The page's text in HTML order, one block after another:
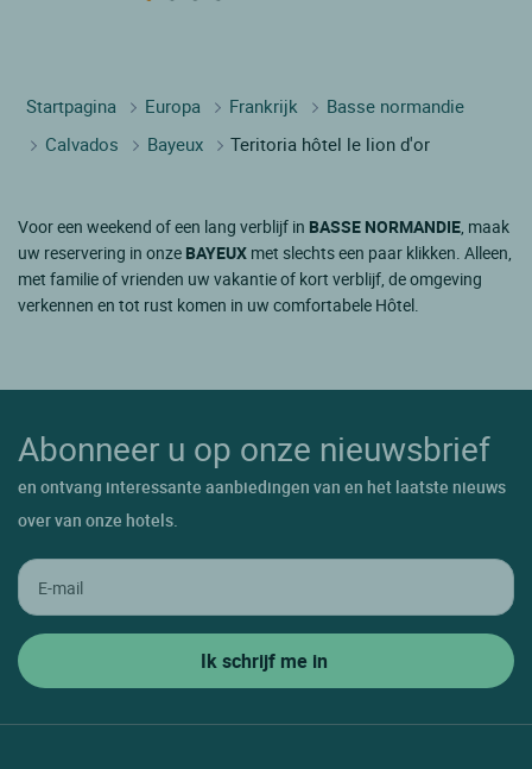
Startpagina Europa Frankrijk
Basse normandie
Calvados
Bayeux Teritoria hôtel le lion d'or
Voor een weekend of een lang verblijf in BASSE NORMANDIE, maak
uw reservering in onze BAYEUX met slechts een paar klikken. Alleen,
met familie of vrienden uw vakantie of kort verblijf, de omgeving
verkennen en tot rust komen in uw comfortabele Hôtel.
Abonneer u op onze nieuwsbrief
en ontvang interessante aanbiedingen van en het laatste nieuws
over van onze hotels.